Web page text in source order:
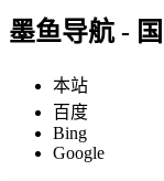
墨鱼导航 -
本站
百度
Bing
Google